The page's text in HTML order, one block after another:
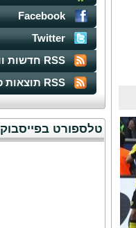
Facebook
Twitter
RSS חדשות ווינר
RSS תוצאות ספורט
טלספורט בפייסבוק